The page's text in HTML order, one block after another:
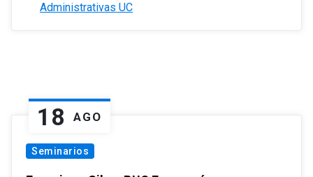
Administrativas UC
18 AGO
Seminarios